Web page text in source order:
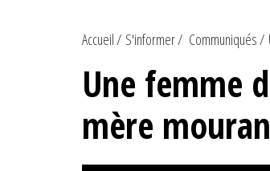
Accueil S'informer Communiqués
Une femme
mère